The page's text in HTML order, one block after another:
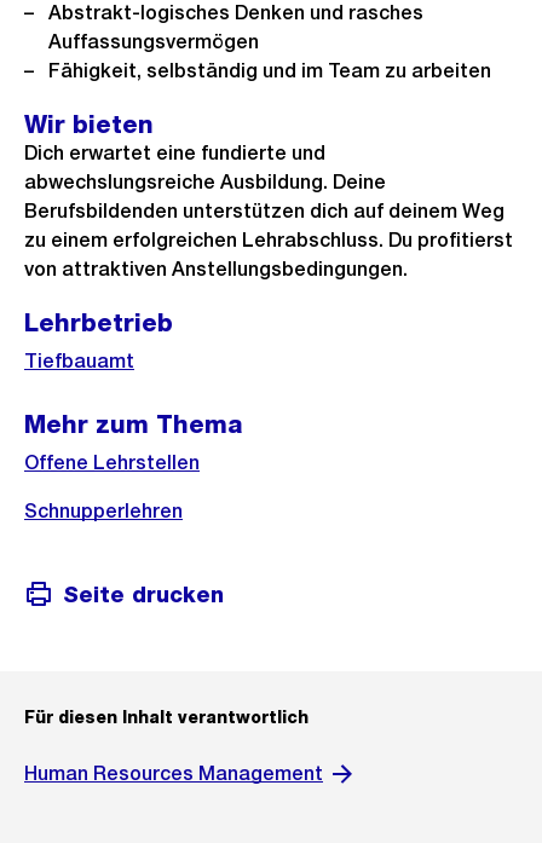
Abstrakt-logisches Denken und rasches
Auffassungsvermögen
Fähigkeit, selbständig und im Team zu arbeiten
Wir bieten
Dich erwartet eine fundierte und
abwechslungsreiche Ausbildung. Deine
Berufsbildenden unterstützen dich auf deinem Weg
zu einem erfolgreichen Lehrabschluss. Du profitierst
von attraktiven Anstellungsbedingungen.
Lehrbetrieb
Tiefbauamt
Mehr zum Thema
Offene Lehrstellen
Schnupperlehren
Seite drucken
Für diesen Inhalt verantwortlich
Human Resources Management